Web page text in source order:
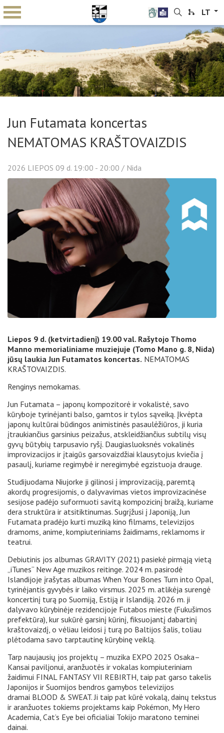
Jun Futamata koncertas
NEMATOMAS KRAŠTOVAIZDIS
2026 LIEPOS 09 d. 19:00 - 20:00 / Nida
Liepos 9 d. (ketvirtadienį) 19.00 val. Rašytojo Thomo
Manno memorialiniame muziejuje (Tomo Mano g. 8, Nida)
jūsų laukia Jun Futamatos koncertas. NEMATOMAS
KRAŠTOVAIZDIS.
Renginys nemokamas.
Jun Futamata – japonų kompozitorė ir vokalistė, savo
kūryboje tyrinėjanti balso, gamtos ir tylos sąveiką. Įkvėpta
japonų kultūrai būdingos animistinės pasaulėžiūros, ji kuria
įtraukiančius garsinius peizažus, atskleidžiančius subtilų visų
gyvų būtybių tarpusavio ryšį. Daugiasluoksnės vokalinės
improvizacijos ir įtaigūs garsovaizdžiai klausytojus kviečia į
pasaulį, kuriame regimybė ir neregimybė egzistuoja drauge.
Studijuodama Niujorke ji gilinosi į improvizaciją, paremtą
akordų progresijomis, o dalyvavimas vietos improvizacinėse
sesijose padėjo suformuoti savitą kompozicinį braižą, kuriame
dera struktūra ir atsitiktinumas. Sugrįžusi į Japoniją, Jun
Futamata pradėjo kurti muziką kino filmams, televizijos
dramoms, anime, kompiuteriniams žaidimams, reklamoms ir
teatrui.
Debiutinis jos albumas GRAVITY (2021) pasiekė pirmąją vietą
„iTunes“ New Age muzikos reitinge. 2024 m. pasirodė
Islandijoje įrašytas albumas When Your Bones Turn into Opal,
tyrinėjantis gyvybės ir laiko virsmus. 2025 m. atlikėja surengė
koncertinį turą po Suomiją, Estiją ir Islandiją. 2026 m. ji
dalyvavo kūrybinėje rezidencijoje Futabos mieste (Fukušimos
prefektūra), kur sukūrė garsinį kūrinį, fiksuojantį dabartinį
kraštovaizdį, o vėliau leidosi į turą po Baltijos šalis, toliau
plėtodama savo tarptautinę kūrybinę veiklą.
Tarp naujausių jos projektų – muzika EXPO 2025 Osaka–
Kansai paviljonui, aranžuotės ir vokalas kompiuteriniam
žaidimui FINAL FANTASY VII REBIRTH, taip pat garso takelis
Japonijos ir Suomijos bendros gamybos televizijos
dramai BLOOD & SWEAT. Ji taip pat kūrė vokalą, dainų tekstus
ir aranžuotes tokiems projektams kaip Pokémon, My Hero
Academia, Cat’s Eye bei oficialiai Tokijo maratono teminei
dainai.
LT